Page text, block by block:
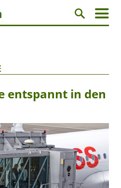
entspannt in den